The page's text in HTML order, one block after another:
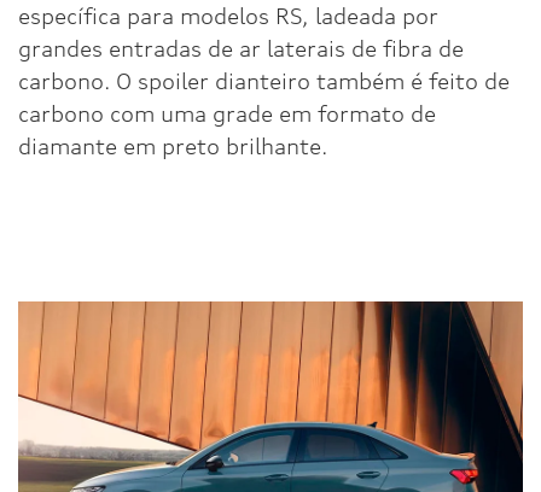
específica para modelos RS, ladeada por
grandes entradas de ar laterais de fibra de
carbono. O spoiler dianteiro também é feito de
carbono com uma grade em formato de
diamante em preto brilhante.